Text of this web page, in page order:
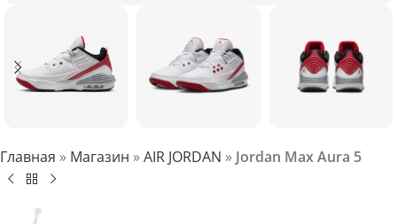
Главная » Магазин »AIR JORDAN » Jordan Max Aura 5